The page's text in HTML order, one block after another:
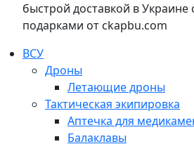
быстрой доставкой в Украине
подарками от ckapbu.com
ВСУ
Дроны
Летающие дроны
Тактическая экипировка
Аптечка для
Балаклавы